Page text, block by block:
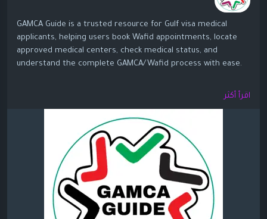
GAMCA Guide is a trusted resource for Gulf visa medical
applicants, helping users book Wafid appointments, locate
approved medical centers, check medical status, and
understand the complete GAMCA/Wafid process with ease.
اقرأ أكثر